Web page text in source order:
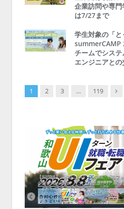
企業訪問や専
は7/27まで
学生対象の「
summerCAMP
チームでシス
エンジニアとの
1 2 3 … 119 Next
【8/8開催】「和歌山 UIターン就職・転職フ
企業も5社が参加、ここに“和歌山のリアル”が